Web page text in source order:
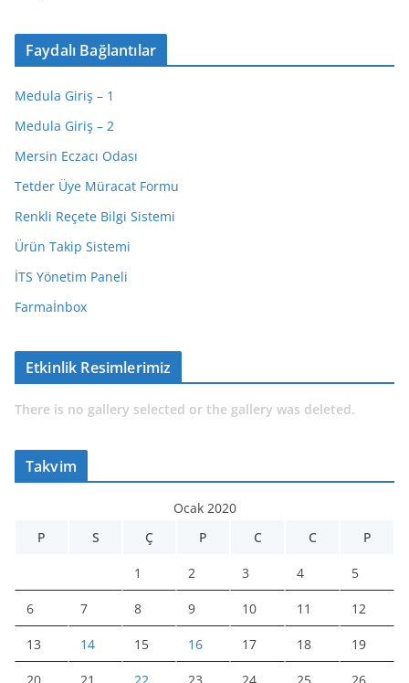
Faydalı Bağlantılar
Medula Giriş – 1
Medula Giriş – 2
Mersin Eczacı Odası
Tetder Üye Müracat Formu
Renkli Reçete Bilgi Sistemi
Ürün Takip Sistemi
İTS Yönetim Paneli
Farmaİnbox
Etkinlik Resimlerimiz
There is no gallery selected or the gallery was deleted.
Takvim
Ocak 2020
P
S Ç P C C P
1 2 3 4 5
6 7 8 9 10 11 12
13 14 15 16 17 18 19